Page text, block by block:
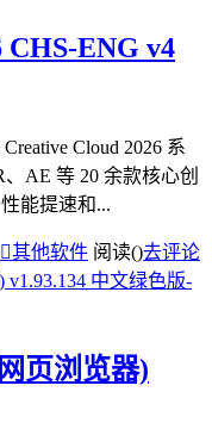
CHS-ENG v4
Cloud 2026 系
AE 等 20 余款核心创
能提速和...
其他软件 阅读()去评论
页浏览器)